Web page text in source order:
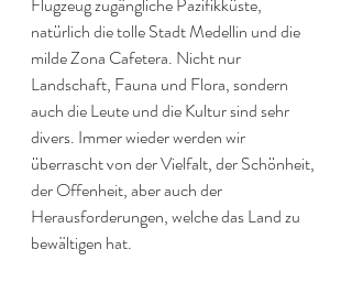
natürlich die tolle Stadt Medellin und die
milde Zona Cafetera. Nicht nur
Landschaft, Fauna und Flora, sondern
auch die Leute und die Kultur sind sehr
divers. Immer wieder werden wir
überrascht von der Vielfalt, der Schönheit,
der Offenheit, aber auch der
Herausforderungen, welche das Land zu
bewältigen hat.